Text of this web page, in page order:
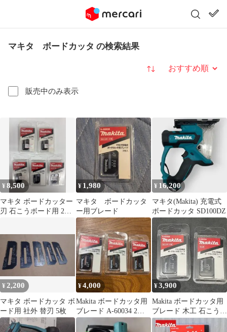
マキタ ボードカッタ の検索結果
販売中のみ表示
並び替え
¥8,500
マキタ ボードカッター
刃 石こうボード用 2枚
¥ 1,980
マキタ ボードカッタ
ー用ブレード
¥ 16,200
マキタ(Makita) 充電式
ボードカッタ SD100DZ
¥ 2,200
マキタ ボードカッタ ボ
ード用 社外 替刃 5枚
¥4,000
Makita ボードカッタ用
ブレード A-60034 2枚入
3個セット ①
¥3,900
Makita ボードカッタ用
ブレード 木工 石こうボ
ード